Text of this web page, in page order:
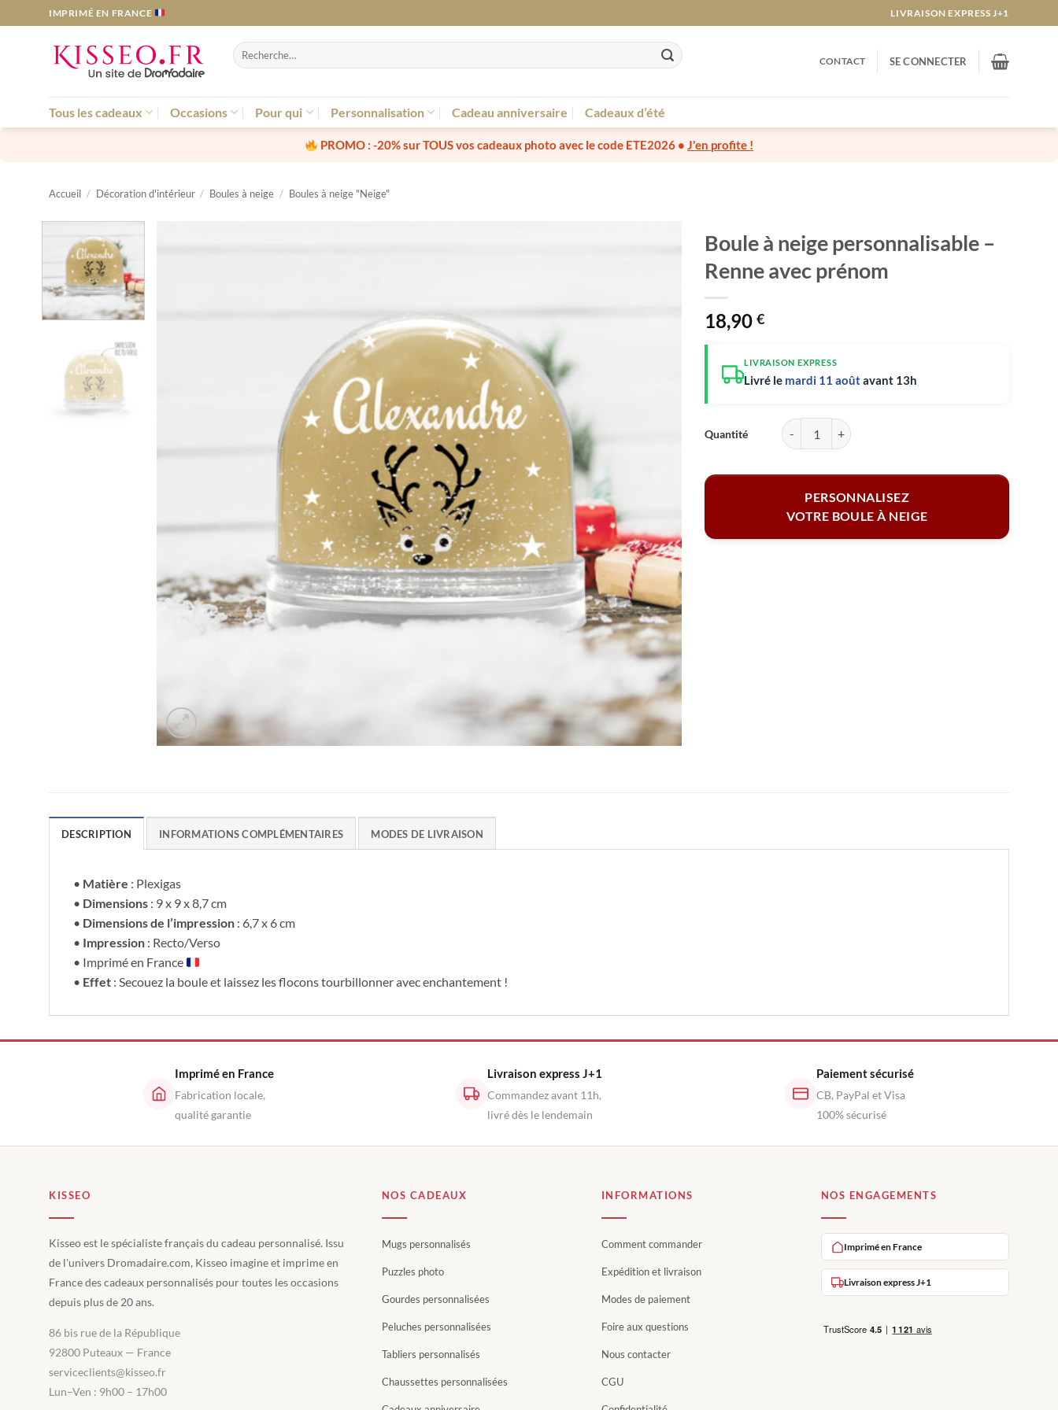
au
IMPRIMÉ EN FRANCE LIVRAISON EXPRESS J+1
Recherche
pour :
CONTACT SE CONNECTER
Tous les cadeaux Occasions Pour qui Personnalisation Cadeau anniversaire Cadeaux d’été
PROMO : -20% sur TOUS vos cadeaux photo avec le code ETE2026 •J'en profite !
Accueil / Décoration d'intérieur / Boules à neige / Boules à neige "Neige"
Boule à neige personnalisable –
Renne avec prénom
18,90€
LIVRAISON EXPRESS
Livré le mardi 11 aoûtavant 13h
quantité de Boule à neige personnalisable - Renne avec prénom
PERSONNALISEZ
VOTRE BOULE À NEIGE
DESCRIPTION INFORMATIONS COMPLÉMENTAIRES MODES DE LIVRAISON
• Matière : Plexigas
• Dimensions : 9 x 9 x 8,7 cm
• Dimensions de l’impression : 6,7 x 6 cm
• Impression : Recto/Verso
• Imprimé en France
• Effet : Secouez la boule et laissez les flocons tourbillonner avec enchantement !
Imprimé en France
Fabrication locale,
qualité garantie
Livraison express J+1
Commandez avant 11h,
livré dès le lendemain
Paiement sécurisé
CB, PayPal et Visa
100% sécurisé
KISSEO
Kisseo est le spécialiste français du cadeau personnalisé. Issu
de l'univers Dromadaire.com, Kisseo imagine et imprime en
France des cadeaux personnalisés pour toutes les occasions
depuis plus de 20 ans.
86 bis rue de la République
92800 Puteaux — France
serviceclients@kisseo.fr
Lun–Ven : 9h00 – 17h00
NOS CADEAUX
Mugs personnalisés
Puzzles photo
Gourdes personnalisées
Peluches personnalisées
Tabliers personnalisés
Chaussettes personnalisées
INFORMATIONS
Comment commander
Expédition et livraison
Modes de paiement
Foire aux questions
Nous contacter
CGU
NOS ENGAGEMENTS
Imprimé en France
Livraison express J+1